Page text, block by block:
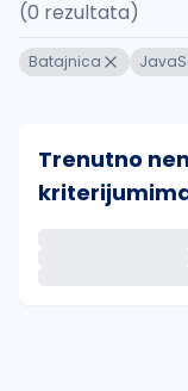
(0 rezultata)
Batajnica
Trenutno